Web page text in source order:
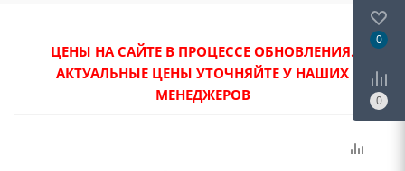
ЦЕНЫ НА САЙТЕ В ПРОЦЕССЕ ОБНОВЛЕНИЯ.
АКТУАЛЬНЫЕ ЦЕНЫ УТОЧНЯЙТЕ У НАШИХ
МЕНЕДЖЕРОВ
0
0